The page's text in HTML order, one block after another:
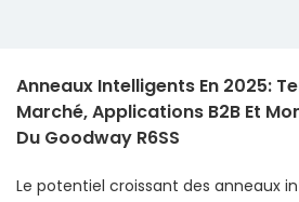
Anneaux Intelligents En 2025:
Marché, Applications B2B Et
Du Goodway R6SS
Le potentiel croissant des anneaux